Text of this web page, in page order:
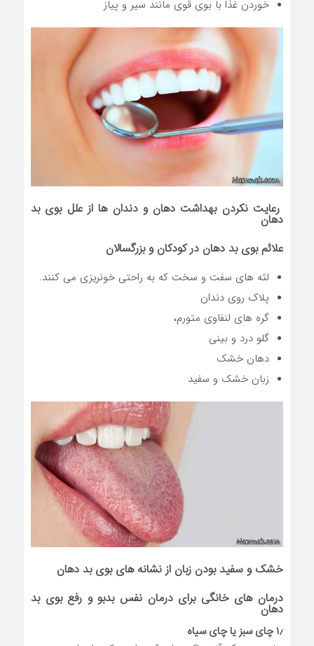
خوردن غذا با بوی قوی مانند سیر و پیاز
رعایت نکردن بهداشت دهان و دندان ها از علل بوی بد
دهان
علائم بوی بد دهان در کودکان و بزرگسالان
لثه های سفت و سخت که به راحتی خونریزی می کنند.
پلاک روی دندان
گره های لنفاوی متورم،
گلو درد و بینی
دهان خشک
زبان خشک و سفید
خشک و سفید بودن زبان از نشانه های بوی بد دهان
درمان های خانگی برای درمان نفس بدبو و رفع بوی بد
دهان
۱٫ چای سبز یا چای سیاه